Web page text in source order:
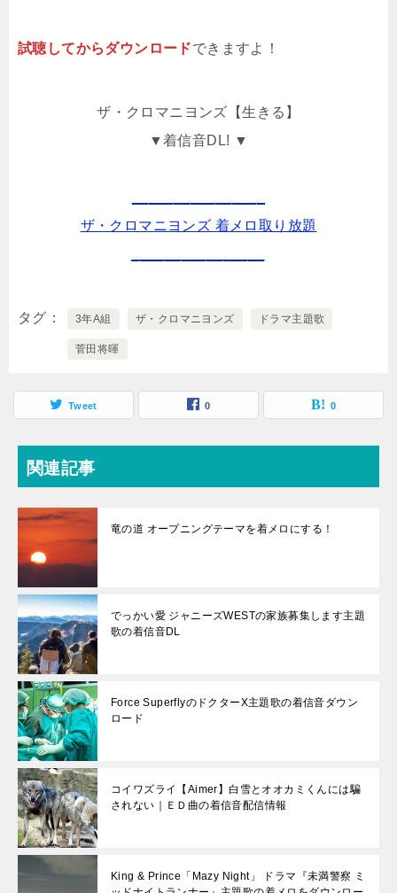
試聴してからダウンロードできますよ！
ザ・クロマニヨンズ【生きる】
▼着信音DL! ▼
ザ・クロマニヨンズ 着メロ取り放題
タグ 3年A組 ザ・クロマニヨンズ ドラマ主題歌
菅田将暉
Tweet 0 0
関連記事
竜の道 オープニングテーマを着メロにする！
でっかい愛 ジャニーズWESTの家族募集します主題
歌の着信音DL
Force SuperflyのドクターX主題歌の着信音ダウン
ロード
コイワズライ【Aimer】白雪とオオカミくんには騙
されない｜ＥＤ曲の着信音配信情報
King & Prince「Mazy Night」 ドラマ『未満警察 ミ